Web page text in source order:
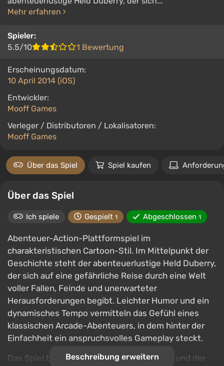
Mehr erfahren
Spieler:
5.5/10
1 Bewertung
Erscheinungsdatum:
10 April 2014 (iOS)
Entwickler:
Mooff Games
Verleger / Distributoren / Lokalisatoren:
Mooff Games
Über das Spiel Spiel kaufen
Über das Spiel
Ich spiele Gespielt 1 Abgeschlossen 1
Abenteuer-Action-Plattformspiel im
charakteristischen Cartoon-Stil. Im Mittelpunkt der
Geschichte steht der abenteuerlustige Held Duberry,
der sich auf eine gefährliche Reise durch eine Welt
voller Fallen, Feinde und unerwarteter
Herausforderungen begibt. Leichter Humor und ein
dynamisches Tempo vermitteln das Gefühl eines
klassischen Arcade-Abenteuers, in dem hinter der
Einfachheit ein anspruchsvolles Gameplay steckt.
Das Spiel besteht aus Kämpfen, Sprüngen und der
Beschreibung erweitern